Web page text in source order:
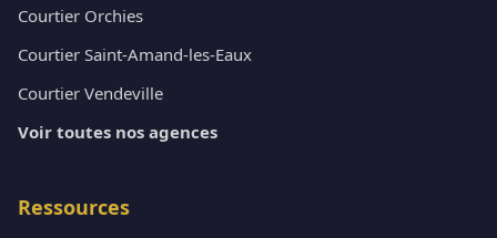
Courtier Orchies
Courtier Saint-Amand-les-Eaux
Courtier Vendeville
Voir toutes nos agences
Ressources